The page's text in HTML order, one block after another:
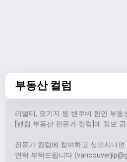
부동산 컬럼
리얼터, 모기지 등 밴쿠버 한인 부동
[밴집 부동산 전문가 컬럼]에 정보
전문가 컬럼에 참여하고 싶으시다
연락 부탁드립니다 (